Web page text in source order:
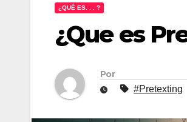
¿QUÉ ES. . . ?
¿Que es
Por
#Pretexting